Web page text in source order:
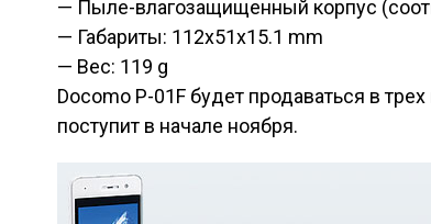
— Пыле-влагозащищенный корпус
— Габариты: 112x51x15.1 mm
— Вес: 119 g
Docomo P-01F будет продаваться в
поступит в начале ноября.